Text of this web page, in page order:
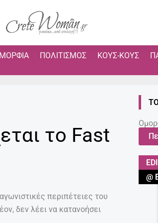
ΠΟΛΙΤΙΣΜΌΣ ΚΟΥΣ-ΚΟΥΣ
το Fast
περιπέτειες του
δεν λέει να κατανοήσει
@